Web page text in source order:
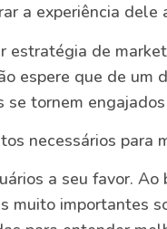
a experiência dele
estratégia de
espere que de um
se tornem
necessários para
a seu favor.
muito importantes